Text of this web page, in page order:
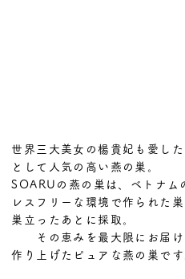
世界三大美女の楊貴妃も愛し
として人気の高い燕の巣。
SOARUの燕の巣は、ベトナム
レスフリーな環境で作られた巣
巣立ったあとに採取。
その恵みを最大限にお届け
作り上げたピュアな燕の巣です